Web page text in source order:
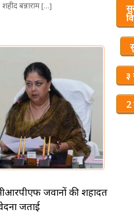
बन्नाराम […]
जवानों की शहादत
जताई
३
2